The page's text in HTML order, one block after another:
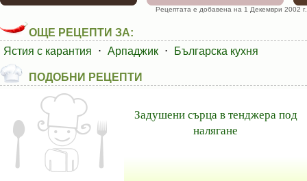
Рецептата е добавена на 1 Декември 2002 г.
ОЩЕ РЕЦЕПТИ ЗА:
Ястия с карантия
⋅ Арпаджик ⋅ Българска кухня
ПОДОБНИ РЕЦЕПТИ
Задушени сърца в тенджера под
налягане